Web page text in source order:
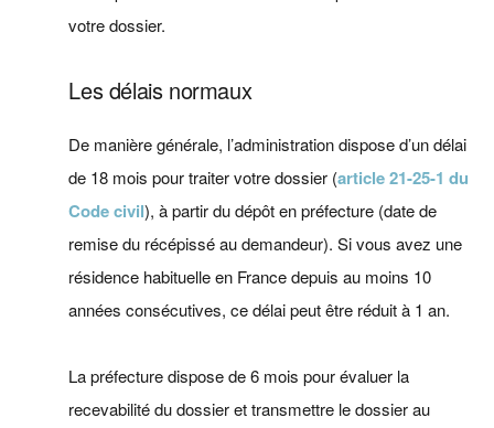
votre dossier.
Les délais normaux
De manière générale, l’administration dispose d’un délai
de 18 mois pour traiter votre dossier (article 21-25-1 du
Code civil), à partir du dépôt en préfecture (date de
remise du récépissé au demandeur). Si vous avez une
résidence habituelle en France depuis au moins 10
années consécutives, ce délai peut être réduit à 1 an.
La préfecture dispose de 6 mois pour évaluer la
recevabilité du dossier et transmettre le dossier au